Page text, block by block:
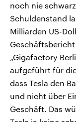
noch nie
Schuldenstand
Milliarden US-
„Gigafactory
aufgeführt für
dass Tesla den
und nicht über
Geschäft. Das